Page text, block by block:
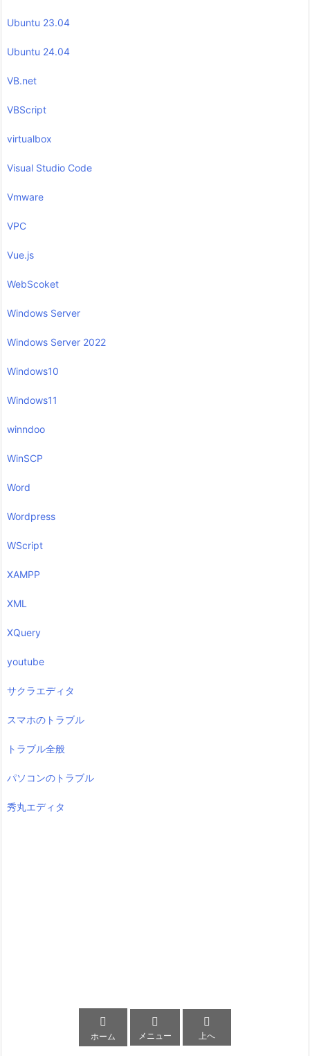
Ubuntu 23.04
Ubuntu 24.04
VB.net
VBScript
virtualbox
Visual Studio Code
Vmware
VPC
Vue.js
WebScoket
Windows Server
Windows Server 2022
Windows10
Windows11
winndoo
WinSCP
Word
Wordpress
WScript
XAMPP
XML
XQuery
youtube
サクラエディタ
スマホのトラブル
トラブル全般
パソコンのトラブル
秀丸エディタ

ホーム

メニュー

上へ